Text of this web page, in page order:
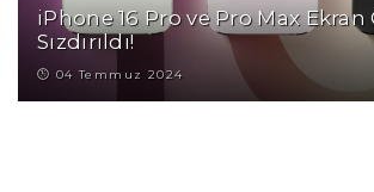
iPhone 16 Pro ve Pro Max
Sızdırıldı!
04 Temmuz 2024